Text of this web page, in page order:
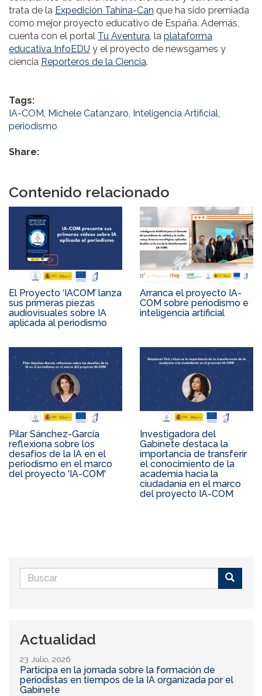
trata de la Expedición Tahina-Can que ha sido premiada
como mejor proyecto educativo de España. Además,
cuenta con el portal Tu Aventura, la plataforma
educativa InfoEDU y el proyecto de newsgames y
ciencia Reporteros de la Ciencia.
Tags:
IA-COM, Michele Catanzaro, Inteligencia Artificial,
periodismo
Share:
Contenido relacionado
El Proyecto ‘IACOM’ lanza
sus primeras piezas
audiovisuales sobre IA
aplicada al periodismo
Arranca el proyecto IA-
COM sobre periodismo e
inteligencia artificial
Pilar Sánchez-García
reflexiona sobre los
desafíos de la IA en el
periodismo en el marco
del proyecto 'IA-COM'
Investigadora del
Gabinete destaca la
importancia de transferir
el conocimiento de la
academia hacia la
ciudadanía en el marco
del proyecto IA-COM
Formulario
de
Actualidad
23 Julio, 2026
Participa en la jornada sobre la formación de
periodistas en tiempos de la IA organizada por el
Gabinete